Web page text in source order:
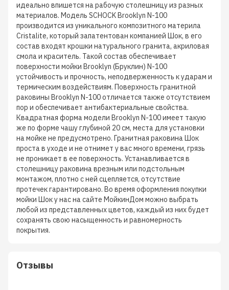
идеально впишется на рабочую столешницу из разных
материалов. Модель SCHOCK Brooklyn N-100
производится из уникального композитного материла
Cristalite, который запатентован компанией Шок, в его
состав входят крошки натурального гранита, акриловая
смола и краситель. Такой состав обеспечивает
поверхности мойки Brooklyn (Бруклин) N-100
устойчивость и прочность, неподверженность к ударам и
термическим воздействиям. Поверхность гранитной
раковины Brooklyn N-100 отличается также отсутствием
пор и обеспечивает антибактериальные свойства.
Квадратная форма модели Brooklyn N-100 имеет такую
же по форме чашу глубиной 20 см, места для установки
на мойке не предусмотрено. Гранитная раковина Шок
проста в уходе и не отнимет у вас много времени, грязь
не проникает в ее поверхность. Устанавливается в
столешницу раковина врезным или подстольным
монтажом, плотно с ней сцепляется, отсутствие
протечек гарантировано. Во время оформления покупки
мойки Шок у нас на сайте МойкинДом можно выбрать
любой из представленных цветов, каждый из них будет
сохранять свою насыщенность и равномерность
покрытия.
Отзывы